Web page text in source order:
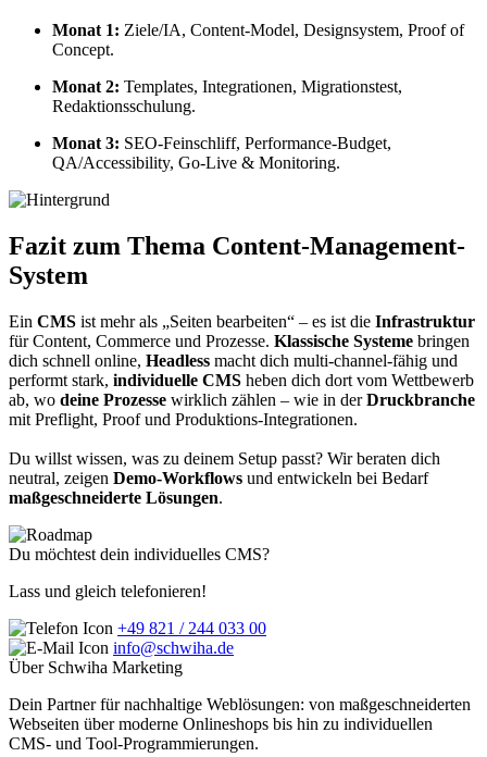
Monat 1: Ziele/IA, Content-Model, Designsystem, Proof of
Concept.
Monat 2: Templates, Integrationen, Migrationstest,
Redaktionsschulung.
Monat 3: SEO-Feinschliff, Performance-Budget,
QA/Accessibility, Go-Live & Monitoring.
Fazit zum Thema Content-Management-
System
Ein CMS ist mehr als „Seiten bearbeiten“ – es ist die Infrastruktur
für Content, Commerce und Prozesse. Klassische Systeme bringen
dich schnell online, Headless macht dich multi-channel-fähig und
performt stark, individuelle CMS heben dich dort vom Wettbewerb
ab, wo deine Prozesse wirklich zählen – wie in derDruckbranche
mit Preflight, Proof und Produktions-Integrationen.
Du willst wissen, was zu deinem Setup passt? Wir beraten dich
neutral, zeigen Demo-Workflows und entwickeln bei Bedarf
maßgeschneiderte Lösungen.
Du möchtest dein individuelles CMS?
Lass und gleich telefonieren!
+49 821 / 244 033 00
info@schwiha.de
Über Schwiha Marketing
Dein Partner für nachhaltige Weblösungen: von maßgeschneiderten
Webseiten über moderne Onlineshops bis hin zu individuellen
CMS- und Tool-Programmierungen.